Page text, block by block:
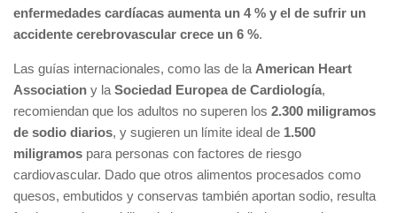
enfermedades cardíacas aumenta un 4 % y el de sufrir un
accidente cerebrovascular crece un 6 %.
Las guías internacionales, como las de la American Heart
Association y la Sociedad Europea de Cardiología,
recomiendan que los adultos no superen los 2.300 miligramos
de sodio diarios, y sugieren un límite ideal de 1.500
miligramos para personas con factores de riesgo
cardiovascular. Dado que otros alimentos procesados como
quesos, embutidos y conservas también aportan sodio, resulta